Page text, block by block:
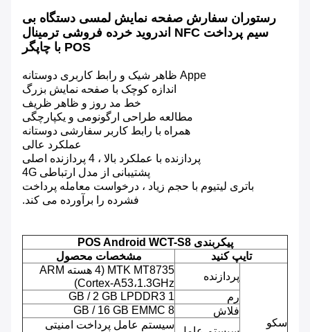
رستوران سفارش صفحه نمایش لمسی دستگاه بی
سیم پرداخت NFC اندروید خرده فروشی ترمینال
POS با چاپگر
Appe ظاهر شیک و رابط کاربری دوستانه
اندازه کوچک با صفحه نمایش بزرگ
خط مد روز و ظاهر ظریف
مطالعه طراحی ارگونومی و یکپارچگی
همراه با رابط کاربر سفارشی دوستانه
عملکرد عالی
پردازنده با عملکرد بالا ، 4 پردازنده اصلی
پشتیبانی از مدل ارتباطی 4G
باتری لیتیوم با حجم زیاد ، درخواست معامله پرداخت
فشرده را برآورده می کند.
پیکربندی POS Android WCT-S8
تایپ کنید
مشخصات محصول
سکو
پردازنده
MTK MT8735 (4 هسته ARM
Cortex-A53،1.3GHz)
رم
1 GB / 2 GB LPDDR3
فلاش
8 GB / 16 GB EMMC
سیستم عامل پرداخت امنیتی